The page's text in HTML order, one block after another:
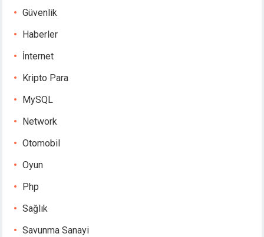
Güvenlik
Haberler
İnternet
Kripto Para
MySQL
Network
Otomobil
Oyun
Php
Sağlık
Savunma Sanayi